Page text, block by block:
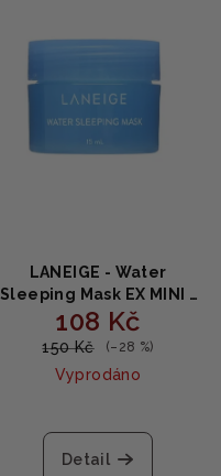
LANEIGE - Water
Sleeping Mask EX MINI -
Hydratační noční maska
na obličej 15ml
108 Kč
150 Kč (–28 %)
Vyprodáno
Detail